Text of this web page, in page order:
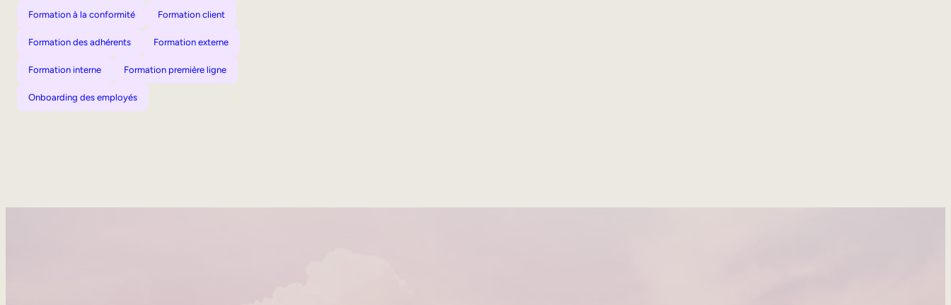
Formation à la conformité Formation client
Formation des adhérents Formation externe
Formation interne Formation première ligne
Onboarding des employés